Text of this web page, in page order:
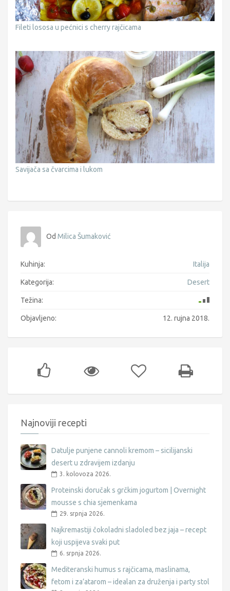
Fileti lososa u pećnici s cherry rajčicama
Savijača sa čvarcima i lukom
Od Milica Šumaković
Kuhinja: Italija
Kategorija: Desert
Težina:
Objavljeno: 12. rujna 2018.
Najnoviji recepti
Datulje punjene cannoli kremom – sicilijanski
desert u zdravijem izdanju
3. kolovoza 2026.
Proteinski doručak s grčkim jogurtom | Overnight
mousse s chia sjemenkama
29. srpnja 2026.
Najkremastiji čokoladni sladoled bez jaja – recept
koji uspijeva svaki put
6. srpnja 2026.
Mediteranski humus s rajčicama, maslinama,
fetom i za’atarom – idealan za druženja i party stol